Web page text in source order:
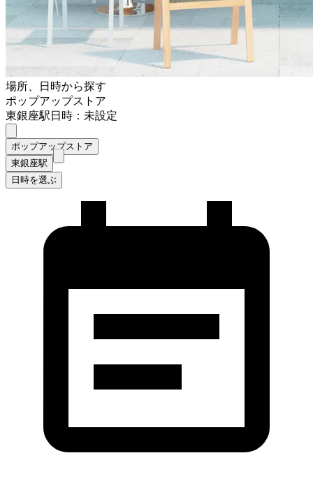
場所、日時から探す
ポップアップストア
東銀座駅日時：未設定
ポップアップストア
東銀座駅
日時を選ぶ